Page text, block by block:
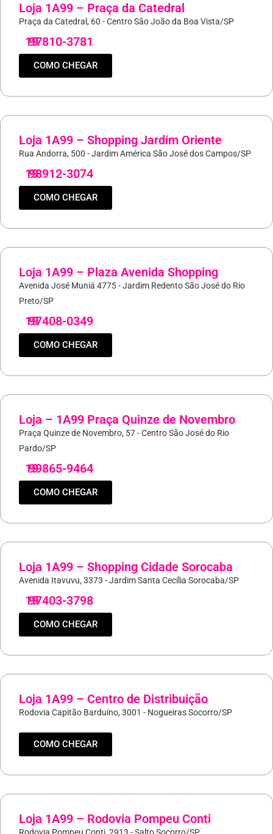
Loja 1A99 – Praça da Catedral
Praça da Catedral, 60 - Centro São João da Boa Vista/SP
19
97810-3781
COMO CHEGAR
Loja 1A99 – Shopping Jardim Oriente
Rua Andorra, 500 - Jardim América São José dos Campos/SP
19
98912-3074
COMO CHEGAR
Loja 1A99 – Plaza Avenida Shopping
Avenida José Muniá 4775 - Jardim Redento São José do Rio
Preto/SP
19
97408-0349
COMO CHEGAR
Loja – 1A99 Praça Quinze de Novembro
Praça Quinze de Novembro, 57 - Centro São José do Rio
Pardo/SP
19
99865-9464
COMO CHEGAR
Loja 1A99 – Shopping Cidade Sorocaba
Avenida Itavuvu, 3373 - Jardim Santa Cecília Sorocaba/SP
19
97403-3798
COMO CHEGAR
Loja 1A99 – Centro de Distribuição
Rodovia Capitão Barduino, 3001 - Nogueiras Socorro/SP
COMO CHEGAR
Loja 1A99 – Rodovia Pompeu Conti